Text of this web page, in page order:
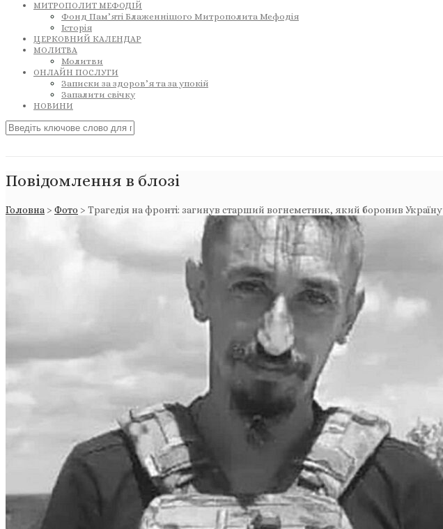
МИТРОПОЛИТ МЕФОДІЙ
Фонд Пам’яті Блаженнішого Митрополита Мефодія
Історія
ЦЕРКОВНИЙ КАЛЕНДАР
МОЛИТВА
Молитви
ОНЛАЙН ПОСЛУГИ
Записки за здоров’я та за упокій
Запалити свічку
НОВИНИ
Повідомлення в блозі
Головна > Фото > Трагедія на фронті: загинув старший вогнеметник, який боронив Україну